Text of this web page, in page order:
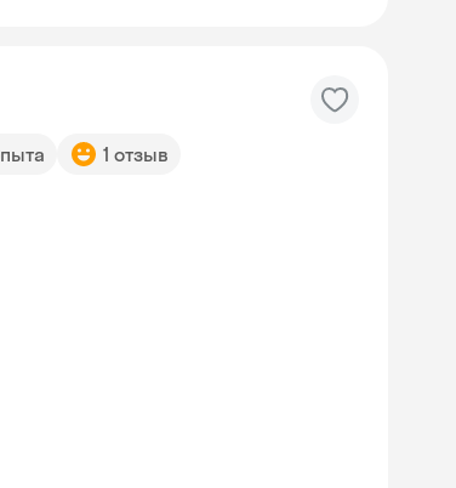
1 отзыв